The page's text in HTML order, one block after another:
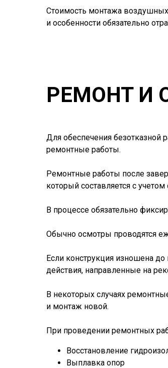
Стоимость монтажа воздушных
и особенности обязательно
РЕМОНТ И
Для обеспечения безотказной
ремонтные работы.
Ремонтные работы после
который составляется с
В процессе обязательно
Обычно осмотры проводятся
Если конструкция изношена до
действия, направленные на
В некоторых случаях
и монтаж новой.
При проведении ремонтных
Восстановление
Выплавка опор